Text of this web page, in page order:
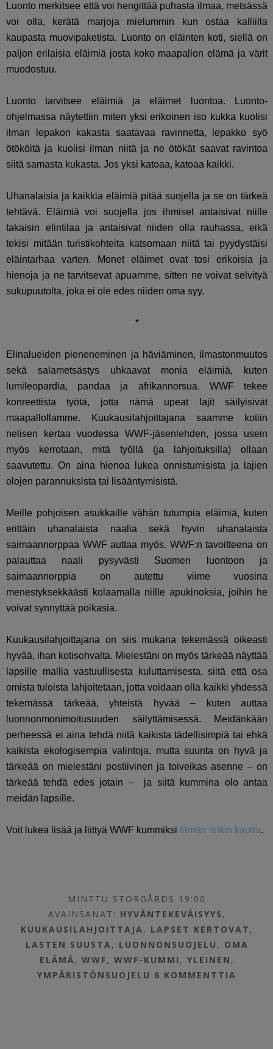
Luonto merkitsee että voi hengittää puhasta ilmaa, metsässä
voi olla, kerätä marjoja mielummin kun ostaa kalliilla
kaupasta muovipaketista. Luonto on eläinten koti, siellä on
paljon erilaisia eläimiä josta koko maapallon elämä ja värit
muodostuu.
Luonto tarvitsee eläimiä ja eläimet luontoa. Luonto-
ohjelmassa näytettiin miten yksi erikoinen iso kukka kuolisi
ilman lepakon kakasta saatavaa ravinnetta, lepakko syö
ötököitä ja kuolisi ilman niitä ja ne ötökät saavat ravintoa
siitä samasta kukasta. Jos yksi katoaa, katoaa kaikki.
Uhanalaisia ja kaikkia eläimiä pitää suojella ja se on tärkeä
tehtävä. Eläimiä voi suojella jos ihmiset antaisivat niille
takaisin elintilaa ja antaisivat niiden olla rauhassa, eikä
tekisi mitään turistikohteita katsomaan niitä tai pyydystäisi
eläintarhaa varten. Monet eläimet ovat tosi erikoisia ja
hienoja ja ne tarvitsevat apuamme, sitten ne voivat selvityä
sukupuutolta, joka ei ole edes niiden oma syy.
*
Elinalueiden pieneneminen ja häviäminen, ilmastonmuutos
sekä salametsästys uhkaavat monia eläimiä, kuten
lumileopardia, pandaa ja afrikannorsua. WWF tekee
konreettista työtä, jotta nämä upeat lajit säilyisivät
maapallollamme. Kuukausilahjoittajana saamme kotiin
nelisen kertaa vuodessa WWF-jäsenlehden, jossa usein
myös kerrotaan, mitä työllä (ja lahjoituksilla) ollaan
saavutettu. On aina hienoa lukea onnistumisista ja lajien
olojen parannuksista tai lisääntymisistä.
Meille pohjoisen asukkaille vähän tutumpia eläimiä, kuten
erittäin uhanalaista naalia sekä hyvin uhanalaista
saimaannorppaa WWF auttaa myös. WWF:n tavoitteena on
palauttaa naali pysyvästi Suomen luontoon ja
saimaannorppia on autettu viime vuosina
menestyksekkäästi kolaamalla niille apukinoksia, joihin he
voivat synnyttää poikasia.
Kuukausilahjoittajana on siis mukana tekemässä oikeasti
hyvää, ihan kotisohvalta. Mielestäni on myös tärkeää näyttää
lapsille mallia vastuullisesta kuluttamisesta, siitä että osa
omista tuloista lahjoitetaan, jotta voidaan olla kaikki yhdessä
tekemässä tärkeää, yhteistä hyvää – kuten auttaa
luonnonmonimoitusuuden säilyttämisessä. Meidänkään
perheessä ei aina tehdä niitä kaikista tädellisimpiä tai ehkä
kaikista ekologisempia valintoja, mutta suunta on hyvä ja
tärkeää on mielestäni postiivinen ja toiveikas asenne – on
tärkeää tehdä edes jotain – ja siitä kummina olo antaa
meidän lapsille.
Voit lukea lisää ja liittyä WWF kummiksi tämän linkin kautta.
MINTTU STORGÅRDS 19:00
AVAINSANAT: HYVÄNTEKEVÄISYYS ,
KUUKAUSILAHJOITTAJA, LAPSET KERTOVAT ,
LASTEN SUUSTA, LUONNONSUOJELU , OMA
ELÄMÄ, WWF, WWF-KUMMI , YLEINEN ,
YMPÄRISTÖNSUOJELU 6 KOMMENTTIA